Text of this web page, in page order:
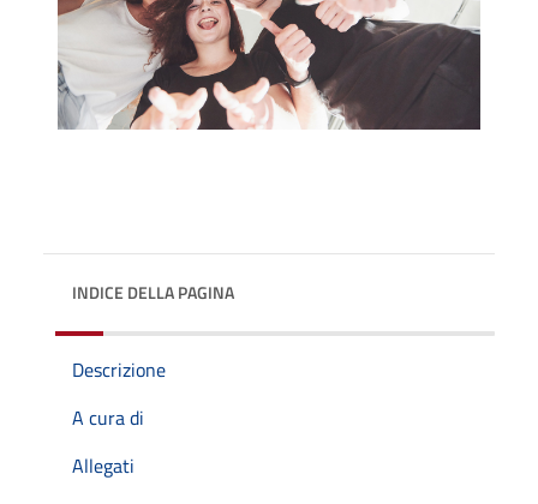
INDICE DELLA PAGINA
Descrizione
A cura di
Allegati